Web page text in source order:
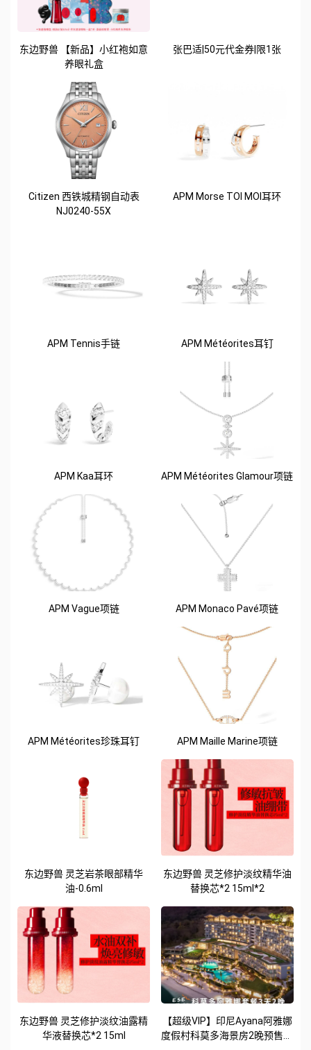
东边野兽 【新品】小红袍如意
养眼礼盒
张巴适|50元代金券|限1张
Citizen 西铁城精钢自动表
NJ0240-55X
APM Morse TOI MOI耳环
APM Tennis手链 APM Météorites耳钉
APM Kaa耳环 APM Météorites Glamour项链
APM Vague项链 APM Monaco Pavé项链
APM Météorites珍珠耳钉 APM Maille Marine项链
东边野兽 灵芝岩茶眼部精华
油-0.6ml
东边野兽 灵芝修护淡纹精华油
替换芯*2 15ml*2
东边野兽 灵芝修护淡纹油露精
华液替换芯*2 15ml
【超级VIP】印尼Ayana阿雅娜
度假村科莫多海景房2晚预售专